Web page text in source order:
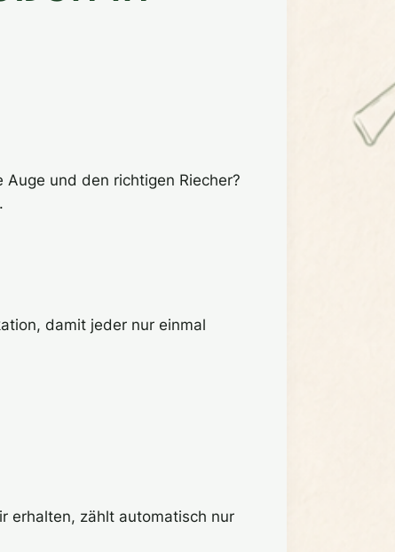
und den richtigen Riecher?
damit jeder nur einmal
erhalten, zählt automatisch nur